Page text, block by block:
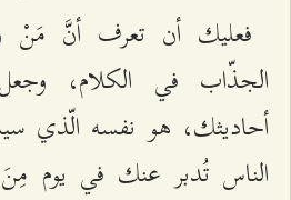
فعليك أن تعرف أنَّ مَنْ
الجذّاب في الكلام،
أحاديثك، هو نفسه الّذي
الناس تُدبر عنك في يوم مِنَ